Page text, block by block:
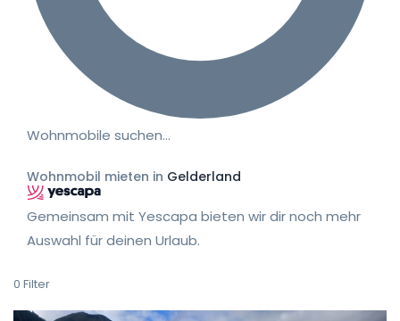
Wohnmobile suchen…
Wohnmobil mieten in Gelderland
Gemeinsam mit Yescapa bieten wir dir noch mehr
Auswahl für deinen Urlaub.
0 Filter